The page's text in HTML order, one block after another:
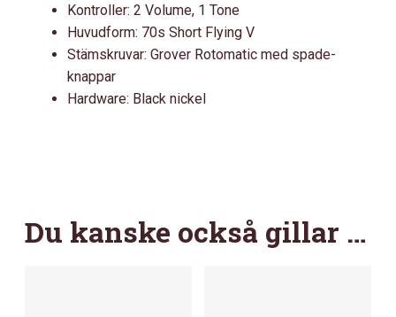
Kontroller: 2 Volume, 1 Tone
Huvudform: 70s Short Flying V
Stämskruvar: Grover Rotomatic med spade-
knappar
Hardware: Black nickel
Du kanske också gillar …